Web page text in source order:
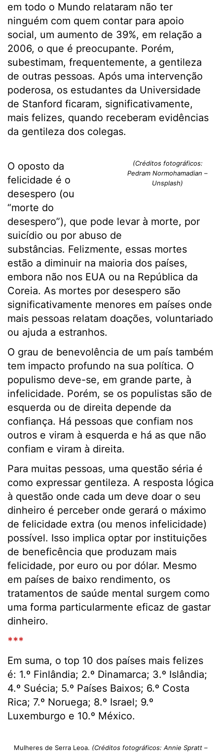
em todo o Mundo relataram não ter
ninguém com quem contar para apoio
social, um aumento de 39%, em relação a
2006, o que é preocupante. Porém,
subestimam, frequentemente, a gentileza
de outras pessoas. Após uma intervenção
poderosa, os estudantes da Universidade
de Stanford ficaram, significativamente,
mais felizes, quando receberam evidências
da gentileza dos colegas.
(Créditos fotográficos:
Pedram Normohamadian –
Unsplash)
O oposto da
felicidade é o
desespero (ou
“morte do
desespero”), que pode levar à morte, por
suicídio ou por abuso de
substâncias. Felizmente, essas mortes
estão a diminuir na maioria dos países,
embora não nos EUA ou na República da
Coreia. As mortes por desespero são
significativamente menores em países onde
mais pessoas relatam doações, voluntariado
ou ajuda a estranhos.
O grau de benevolência de um país também
tem impacto profundo na sua política. O
populismo deve-se, em grande parte, à
infelicidade. Porém, se os populistas são de
esquerda ou de direita depende da
confiança. Há pessoas que confiam nos
outros e viram à esquerda e há as que não
confiam e viram à direita.
Para muitas pessoas, uma questão séria é
como expressar gentileza. A resposta lógica
à questão onde cada um deve doar o seu
dinheiro é perceber onde gerará o máximo
de felicidade extra (ou menos infelicidade)
possível. Isso implica optar por instituições
de beneficência que produzam mais
felicidade, por euro ou por dólar. Mesmo
em países de baixo rendimento, os
tratamentos de saúde mental surgem como
uma forma particularmente eficaz de gastar
dinheiro.
***
Em suma, o top 10 dos países mais felizes
é: 1.º Finlândia; 2.º Dinamarca; 3.º Islândia;
4.º Suécia; 5.º Países Baixos; 6.º Costa
Rica; 7.º Noruega; 8.º Israel; 9.º
Luxemburgo e 10.º México.
Mulheres de Serra Leoa. (Créditos fotográficos: Annie Spratt –